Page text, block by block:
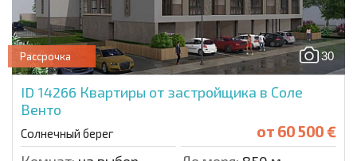
30
Рассрочка
ID 14266 Квартиры от застройщика в Соле
Венто
Солнечный берег от 60 500 €